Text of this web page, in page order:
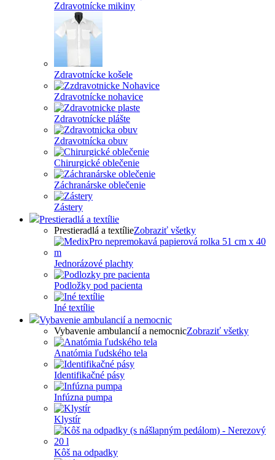
Zdravotnícke mikiny
Zdravotnícke košele
Zdravotnícke nohavice
Zdravotnícke plášte
Zdravotnícka obuv
Chirurgické oblečenie
Záchranárske oblečenie
Zástery
Prestieradlá a textílie
Prestieradlá a textílieZobraziť všetky
Jednorázové plachty
Podložky pod pacienta
Iné textílie
Vybavenie ambulancií a nemocnic
Vybavenie ambulancií a nemocnicZobraziť všetky
Anatómia ľudského tela
Identifikačné pásy
Infúzna pumpa
Klystír
Kôš na odpadky